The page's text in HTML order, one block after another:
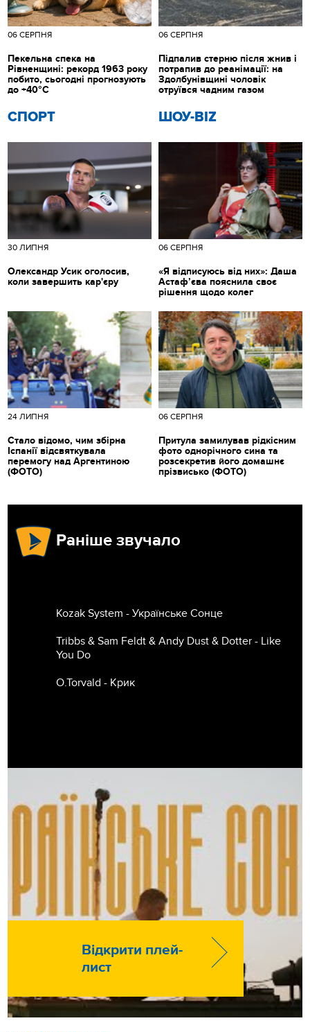
СПОРТ
30 ЛИПНЯ
Олександр Усик оголосив,
коли завершить кар'єру
ШОУ-BIZ
06 СЕРПНЯ
«Я відписуюсь від них»: Даша
Астаф’єва пояснила своє
рішення щодо колег
06 СЕРПНЯ
Пекельна спека на
Рівненщині: рекорд 1963 року
побито, сьогодні прогнозують
до +40°C
06 СЕРПНЯ
Підпалив стерню після жнив і
потрапив до реанімації: на
Здолбунівщині чоловік
отруївся чадним газом
24 ЛИПНЯ
Стало відомо, чим збірна
Іспанії відсвяткувала
перемогу над Аргентиною
(ФОТО)
06 СЕРПНЯ
Притула замилував рідкісним
фото однорічного сина та
розсекретив його домашнє
прізвисько (ФОТО)
Раніше звучало
Kozak System - Українське Сонце
Tribbs & Sam Feldt & Andy Dust & Dotter - Like
You Do
O.Torvald - Крик
Відкрити плей-
лист